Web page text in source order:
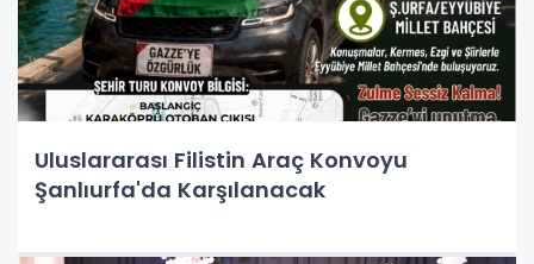
Uluslararası Filistin Araç Konvoyu
Şanlıurfa'da Karşılanacak